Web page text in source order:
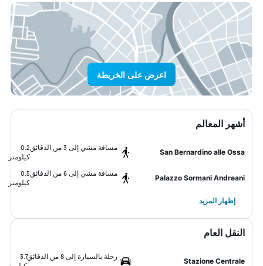
اعرض على الخريطة
أشهر المعالم
San Bernardino alle Ossa
مسافة مشي إلى 3 من الدقائق
0.2
كيلومتر
Palazzo Sormani Andreani
مسافة مشي إلى 6 من الدقائق
0.5
كيلومتر
إظهار المزيد
النقل العام
Stazione Centrale
رحلة بالسيارة إلى 8 من الدقائق
3.7